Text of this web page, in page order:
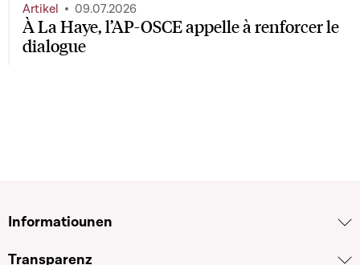
À La Haye, l’AP-OSCE appelle à renforcer le
dialogue
Artikel 09.07.2026
Informatiounen
Transparenz